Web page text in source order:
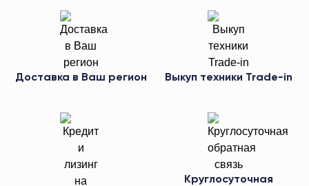
Доставка в Ваш регион Выкуп техники Trade-in
Круглосуточная